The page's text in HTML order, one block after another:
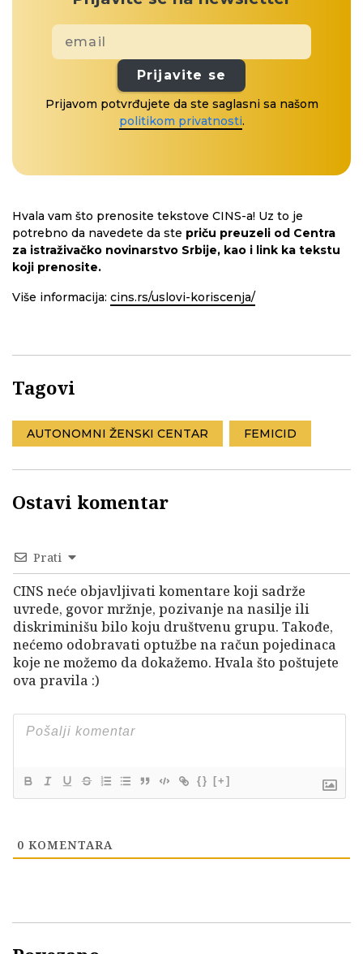
Prijavite se
Prijavom potvrđujete da ste saglasni sa našom
politikom privatnosti.
Hvala vam što prenosite tekstove CINS-a! Uz to je
potrebno da navedete da ste priču preuzeli od Centra
za istraživačko novinarstvo Srbije, kao i link ka tekstu
koji prenosite.
Više informacija: cins.rs/uslovi-koriscenja/
Tagovi
AUTONOMNI ŽENSKI CENTAR FEMICID
Ostavi komentar
Prati
CINS neće objavljivati komentare koji sadrže
uvrede, govor mržnje, pozivanje na nasilje ili
diskriminišu bilo koju društvenu grupu. Takođe,
nećemo odobravati optužbe na račun pojedinaca
koje ne možemo da dokažemo. Hvala što poštujete
ova pravila :)
{} [+]
0 KOMENTARA